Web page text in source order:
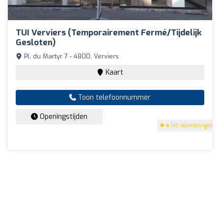
TUI Verviers (temporairement Fermé/tijdelijk
Gesloten)
4 (45 beoordelingen)
Pl. du Martyr 7 - 4800, Verviers
Kaart
Toon telefoonnummer
Openingstijden